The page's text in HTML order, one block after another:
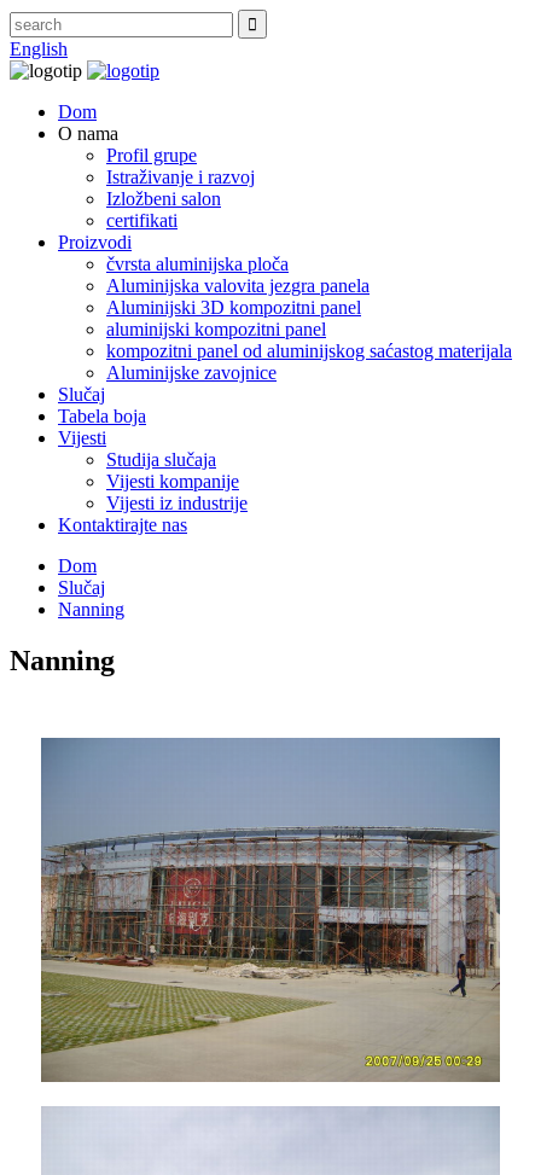
English
Dom
O nama
Profil grupe
Istraživanje i razvoj
Izložbeni salon
certifikati
Proizvodi
čvrsta aluminijska ploča
Aluminijska valovita jezgra panela
Aluminijski 3D kompozitni panel
aluminijski kompozitni panel
kompozitni panel od aluminijskog saćastog materijala
Aluminijske zavojnice
Slučaj
Tabela boja
Vijesti
Studija slučaja
Vijesti kompanije
Vijesti iz industrije
Kontaktirajte nas
Dom
Slučaj
Nanning
Nanning